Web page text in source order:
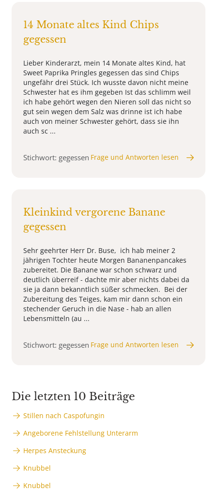
14 Monate altes Kind Chips
gegessen
Lieber Kinderarzt, mein 14 Monate altes Kind, hat
Sweet Paprika Pringles gegessen das sind Chips
ungefähr drei Stück. Ich wusste davon nicht meine
Schwester hat es ihm gegeben Ist das schlimm weil
ich habe gehört wegen den Nieren soll das nicht so
gut sein wegen dem Salz was drinne ist ich habe
auch von meiner Schwester gehört, dass sie ihn
auch sc ...
Stichwort: gegessen Frage und Antworten lesen
Kleinkind vergorene Banane
gegessen
Sehr geehrter Herr Dr. Buse, ich hab meiner 2
jährigen Tochter heute Morgen Bananenpancakes
zubereitet. Die Banane war schon schwarz und
deutlich überreif - dachte mir aber nichts dabei da
sie ja dann bekanntlich süßer schmecken. Bei der
Zubereitung des Teiges, kam mir dann schon ein
stechender Geruch in die Nase - hab an allen
Lebensmitteln (au ...
Stichwort: gegessen Frage und Antworten lesen
Die letzten 10 Beiträge
Stillen nach Caspofungin
Angeborene Fehlstellung Unterarm
Herpes Ansteckung
Knubbel
Knubbel